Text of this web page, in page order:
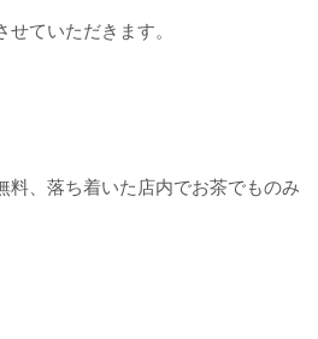
せていただきます。
料、落ち着いた店内でお茶でものみ